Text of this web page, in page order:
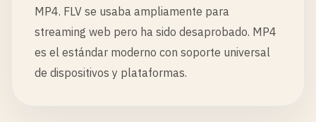
MP4. FLV se usaba ampliamente para
streaming web pero ha sido desaprobado. MP4
es el estándar moderno con soporte universal
de dispositivos y plataformas.